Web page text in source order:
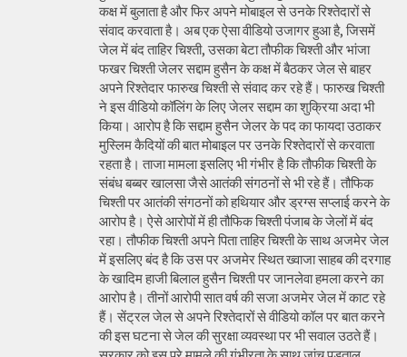
कक्ष में बुलाता है और फिर अपने मोबाइल से उनके रिश्तेदारों से
संवाद करवाता है। अब एक ऐसा वीडियो उजागर हुआ है, जिसमें
जेल में बंद ताहिर चिश्ती, उसका बेटा तौफीक चिश्ती और भांजा
फखर चिश्ती जेलर सद्दाम हुसैन के कक्ष में बैठकर जेल से बाहर
अपने रिश्तेदार फारुख चिश्ती से संवाद कर रहे हैं। फारुख चिश्ती
ने इस वीडियो कॉलिंग के लिए जेलर सद्दाम का शुक्रिया अदा भी
किया। आरोप है कि सद्दाम हुसैन जेलर के पद का फायदा उठाकर
मुस्लिम कैदियों की बात मोबाइल पर उनके रिश्तेदारों से करवाता
रहता है। ताजा मामला इसलिए भी गंभीर है कि तौफीक चिश्ती के
संबंध बब्बर खालसा जैसे आतंकी संगठनों से भी रहे हैं। तौफिक
चिश्ती पर आतंकी संगठनों को हथियार और ड्रग्स सप्लाई करने के
आरोप है। ऐसे आरोपों में ही तौफिक चिश्ती पंजाब के जेलों में बंद
रहा। तौफीक चिश्ती अपने पिता ताहिर चिश्ती के साथ अजमेर जेल
में इसलिए बंद है कि उस पर अजमेर स्थित ख्वाजा साहब की दरगाह
के खादिम हाजी बिलाल हुसैन चिश्ती पर जानलेवा हमला करने का
आरोप है। तीनों आरोपी सात वर्ष की सजा अजमेर जेल में काट रहे
हैं। सेंट्रल जेल से अपने रिश्तेदारों से वीडियो कॉल पर बात करने
की इस घटना से जेल की सुरक्षा व्यवस्था पर भी सवाल उठते हैं।